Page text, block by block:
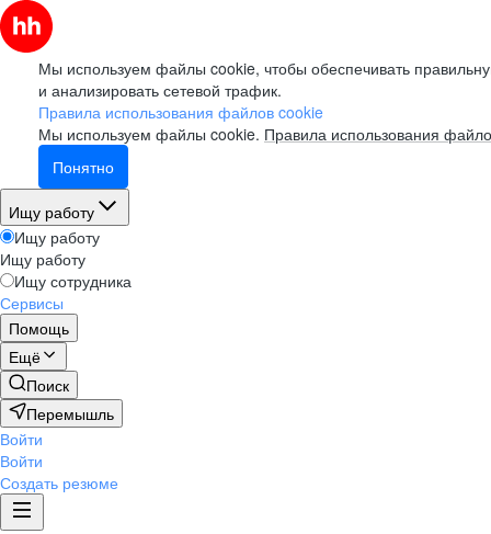
Мы используем файлы cookie, чтобы обеспечивать
и анализировать сетевой трафик.
Правила использования файлов cookie
Мы используем файлы cookie. Правила использования
Понятно
Ищу работу
Ищу работу
Ищу работу
Ищу сотрудника
Сервисы
Помощь
Ещё
Поиск
Перемышль
Войти
Войти
Создать резюме